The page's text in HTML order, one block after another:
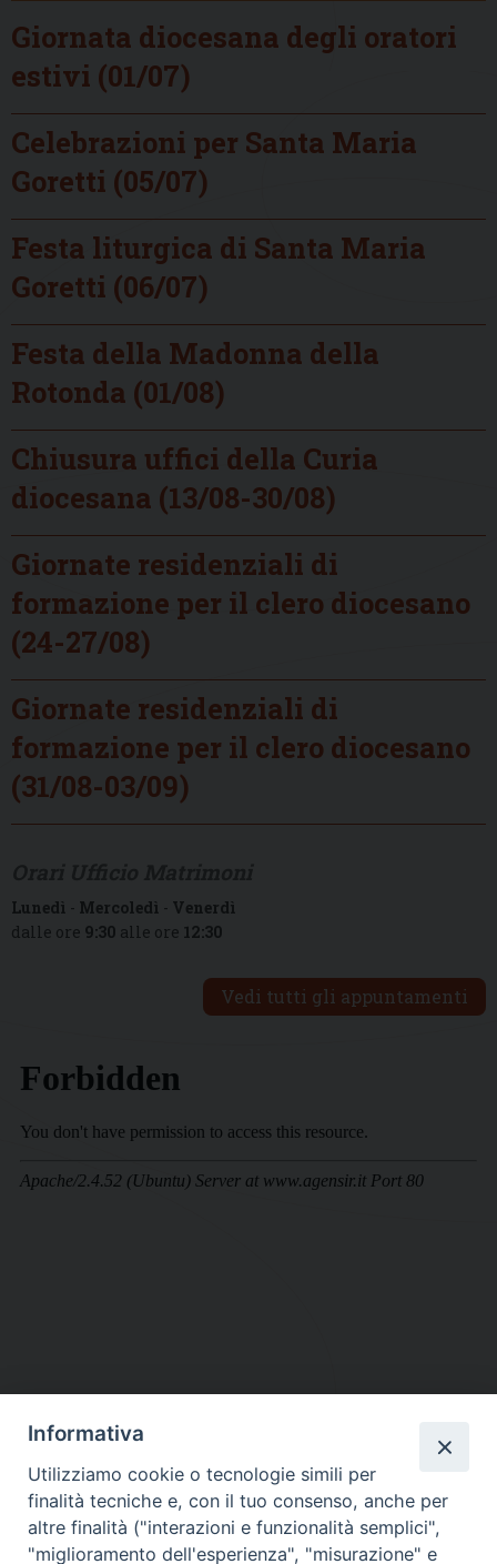
Giornata diocesana degli oratori
estivi (01/07)
Celebrazioni per Santa Maria
Goretti (05/07)
Festa liturgica di Santa Maria
Goretti (06/07)
Festa della Madonna della
Rotonda (01/08)
Chiusura uffici della Curia
diocesana (13/08-30/08)
Giornate residenziali di
formazione per il clero diocesano
(24-27/08)
Giornate residenziali di
formazione per il clero diocesano
(31/08-03/09)
Lunedì - Mercoledì - Venerdì
dalle ore 9:30 alle ore 12:30
Vedi tutti gli appuntamenti
DIOCESI SUBURBICARIA DI ALBANO
Contatti:Tel.: 06.93268401 - Fax.: 06.9323844
E-mail:curia@diocesidialbano.it
Informativa
Utilizziamo cookie o tecnologie simili per
finalità tecniche e, con il tuo consenso, anche per
altre finalità ("interazioni e funzionalità semplici",
"miglioramento dell'esperienza", "misurazione" e